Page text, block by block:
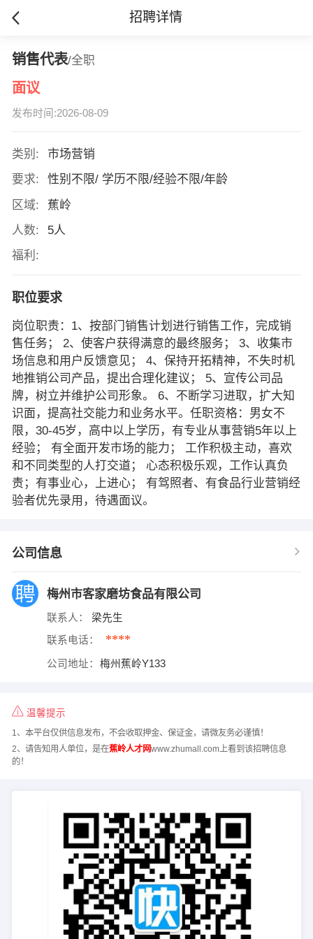
招聘详情
销售代表/全职
面议
发布时间:2026-08-09
类别:
市场营销
要求:
性别不限/ 学历不限/经验不限/年龄
区域:
蕉岭
人数:
5人
福利:
职位要求
岗位职责：1、按部门销售计划进行销售工作，完成销
售任务； 2、使客户获得满意的最终服务； 3、收集市
场信息和用户反馈意见； 4、保持开拓精神，不失时机
地推销公司产品，提出合理化建议； 5、宣传公司品
牌，树立并维护公司形象。 6、不断学习进取，扩大知
识面，提高社交能力和业务水平。任职资格：男女不
限，30-45岁，高中以上学历，有专业从事营销5年以上
经验； 有全面开发市场的能力； 工作积极主动，喜欢
和不同类型的人打交道； 心态积极乐观，工作认真负
责；有事业心，上进心； 有驾照者、有食品行业营销经
验者优先录用，待遇面议。
公司信息
梅州市客家磨坊食品有限公司
联系人： 梁先生
联系电话： ****
公司地址： 梅州蕉岭Y133
温馨提示
1、本平台仅供信息发布，不会收取押金、保证金，请微友务必谨慎！
2、请告知用人单位，是在蕉岭人才网www.zhumall.com上看到该招聘信息
的！